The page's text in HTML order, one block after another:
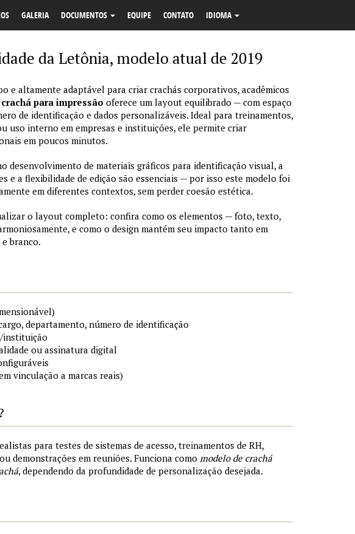
GALERIA DOCUMENTOS EQUIPE CONTATO IDIOMA
da Letônia, modelo atual de 2019
e altamente adaptável para criar crachás corporativos, acadêmicos
para impressão oferece um layout equilibrado — com espaço
de identificação e dados personalizáveis. Ideal para treinamentos,
uso interno em empresas e instituições, ele permite criar
em poucos minutos.
desenvolvimento de materiais gráficos para identificação visual, a
e a flexibilidade de edição são essenciais — por isso este modelo foi
em diferentes contextos, sem perder coesão estética.
o layout completo: confira como os elementos — foto, texto,
e como o design mantém seu impacto tanto em
branco.
departamento, número de identificação
instituição
ou assinatura digital
vinculação a marcas reais)
para testes de sistemas de acesso, treinamentos de RH,
demonstrações em reuniões. Funciona como modelo de crachá
, dependendo da profundidade de personalização desejada.